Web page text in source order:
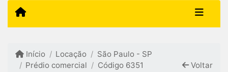
Início Locação
São Paulo - SP
Prédio comercial
Código 6351 Voltar